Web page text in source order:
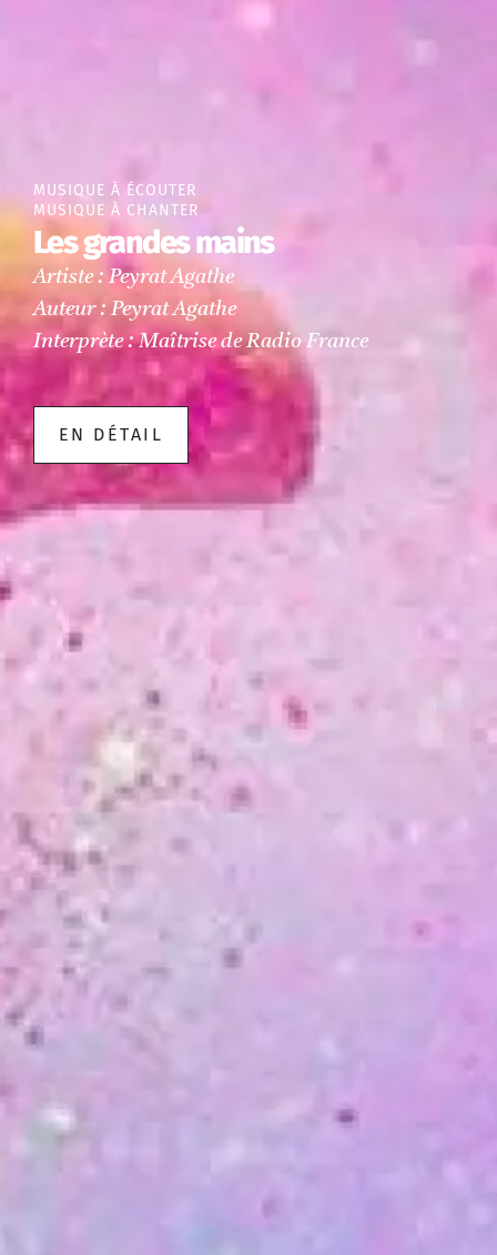
MUSIQUE À ÉCOUTER
MUSIQUE À CHANTER
Les grandes mains
Artiste : Peyrat Agathe
Auteur : Peyrat Agathe
Interprète : Maîtrise de Radio France
EN DÉTAIL